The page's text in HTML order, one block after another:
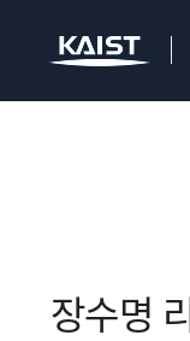
장수명